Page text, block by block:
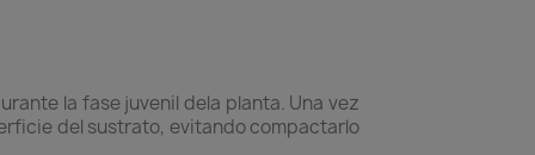
la fase juvenil dela planta. Una vez
del sustrato, evitando compactarlo